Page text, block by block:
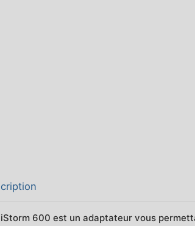
600 est un adaptateur vous